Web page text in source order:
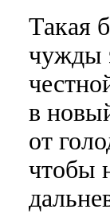
Такая
чужды
в
от
чтобы